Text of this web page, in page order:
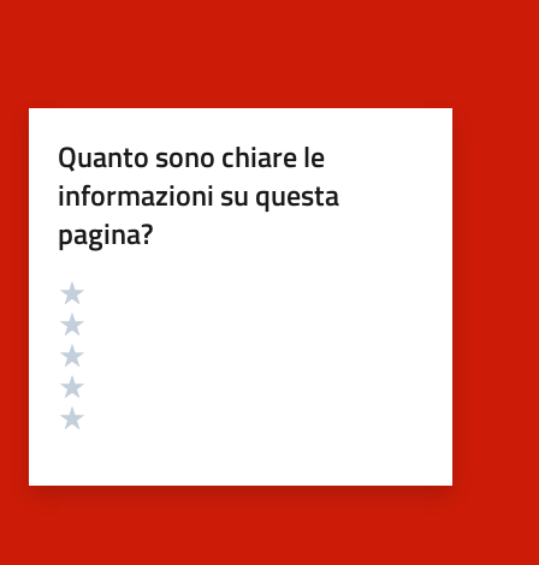
Quanto sono chiare le
informazioni su questa
pagina?
Valutazione